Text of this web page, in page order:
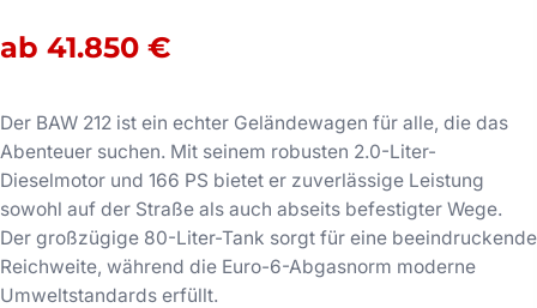
ab 41.850 €
Der BAW 212 ist ein echter Geländewagen für alle, die das
Abenteuer suchen. Mit seinem robusten 2.0-Liter-
Dieselmotor und 166 PS bietet er zuverlässige Leistung
sowohl auf der Straße als auch abseits befestigter Wege.
Der großzügige 80-Liter-Tank sorgt für eine beeindruckende
Reichweite, während die Euro-6-Abgasnorm moderne
Umweltstandards erfüllt.